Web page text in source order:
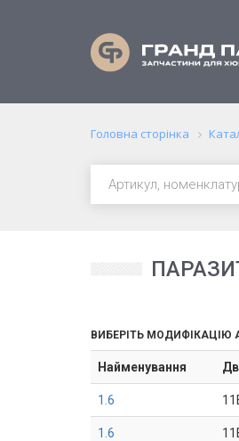
Головна сторінка
ВИБЕРІТЬ МОДИФІКАЦІЮ
Найменування
1.6
1.6